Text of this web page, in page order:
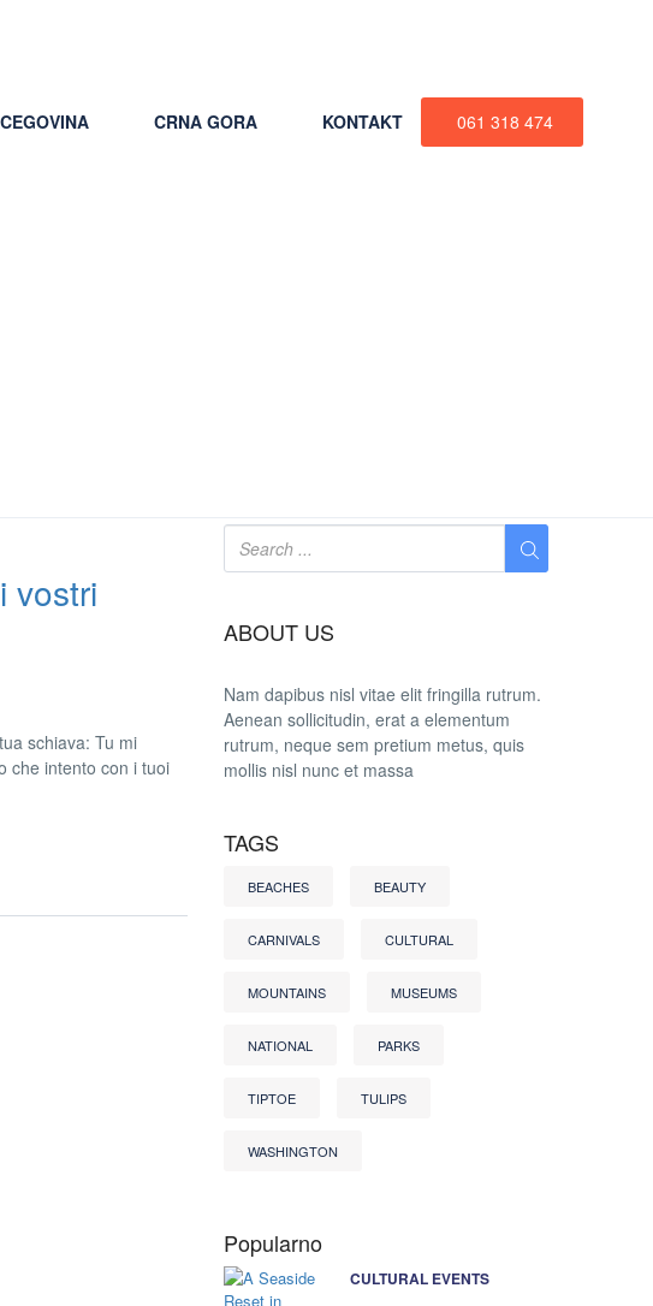
CRNA GORA KONTAKT 061 318 474
vostri
schiava: Tu mi
che intento con i tuoi
ABOUT US
Nam dapibus nisl vitae elit fringilla rutrum.
Aenean sollicitudin, erat a elementum
rutrum, neque sem pretium metus, quis
mollis nisl nunc et massa
TAGS
BEACHES BEAUTY
CARNIVALS CULTURAL
MOUNTAINS MUSEUMS
NATIONAL PARKS
TIPTOE TULIPS
WASHINGTON
Popularno
CULTURAL EVENTS